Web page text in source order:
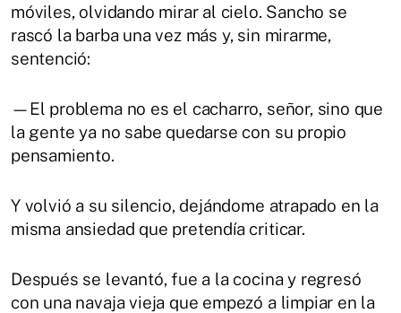
móviles, olvidando mirar al cielo. Sancho se
rascó la barba una vez más y, sin mirarme,
sentenció:
—El problema no es el cacharro, señor, sino que
la gente ya no sabe quedarse con su propio
pensamiento.
Y volvió a su silencio, dejándome atrapado en la
misma ansiedad que pretendía criticar.
Después se levantó, fue a la cocina y regresó
con una navaja vieja que empezó a limpiar en la